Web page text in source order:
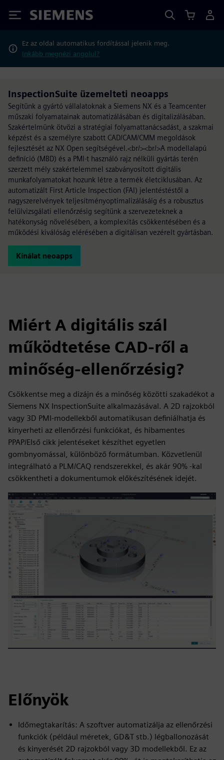
Siemens
Ez az oldal automatikus fordítással jelenik meg.
Inkább megnézi angolul?
InspectionSuite üzemelteti neoapps
Segítünk a gyártó vállalatoknak a Siemens NX és a Teamcenter
műszaki folyamatainak automatizálásában és digitalizálásában.
Szakértelmünk ötvözi a stratégiai folyamattanácsadást, a szakmai
képzést és a személyre szabott CAD/CAM/CMM megoldások
fejlesztését az NX Open segítségével.<br/><br/>A modellalapú
definíció (MBD) és a PMI-t használó rajz nélküli gyártás terén
szerzett mély szakértelemmel szabványosított digitális
munkafolyamatokat hozunk létre a termék életciklusában. Az
automatizált First Article Inspection (FAI) jelentéstéstől a
nagyszerelvények teljesítményoptimalizálásáig és a robusztus
felülvizsgálati ellenőrzésig segítünk a szervezeteknek a
hatékonyság növelésében, a komplexitás csökkentésében és a
működési kiválóság elérésében a digitálisan vezérelt gyártásban.
Kínálat neoapps
Miért A digitális szál
működtetése CAD-ről a
minőség-ellenőrzésig?
Csökkentse meg a dizájn és a minőség közötti szakadékot a
Siemens NX InspectionSuite alkalmazásával. A 2D rajzokból
vagy 3D PMI-modellekből automatikusan definiálhatja és
kinyerheti az ellenőrzési funkciókat, és hibamentes
PPAP/Első cikk jelentéseket készíthet egyetlen
gombnyomással, különböző formátumban. Közvetlenül
integrálható a PLM/CAQ rendszerekkel, és akár 90% -kal
csökkentheti a dokumentumok előkészítésének idejét.
Előnyök
Időmegtakarítás: A szoftver automatizálja az ellenőrzési
funkciók (például méretek, GD&T stb.) légballonozását
és kinyerését 2D rajzokból vagy 3D modellekből. Ez az